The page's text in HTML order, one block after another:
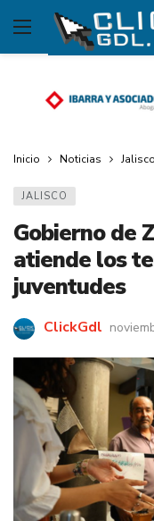
Inicio Noticias Jalisco
JALISCO
Gobierno de
atiende los
juventudes
ClickGdl